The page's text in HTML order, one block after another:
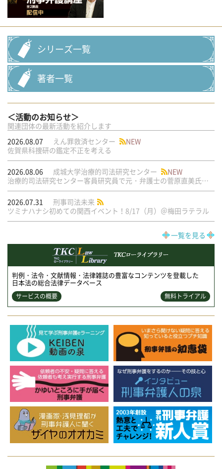
シリーズ一覧
著者一覧
＜活動のお知らせ＞
関連団体の最新活動を紹介します
2026.08.07
えん罪救済センター
NEW
佐賀県科捜研の鑑定不正を考える
2026.08.06 成城大学治療的司法研究センター
NEW
治療的司法研究センター客員研究員で元・弁護士の菅原直美氏の論文が公刊されました
2026.07.31
刑事司法未来
ツミナハナシ初めての関西イベント！8/17（月）＠梅田ラテラル
一覧を見る
判例・法令・文献情報・法律雑誌の豊富なコンテンツを登載した
日本法の総合法律データベース
サービスの概要 無料トライアル